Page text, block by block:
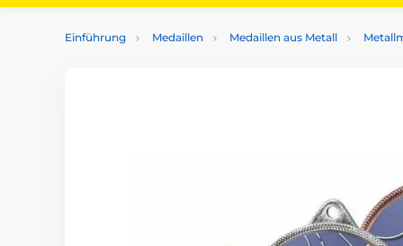
Einführung Medaillen Medaillen aus Metall